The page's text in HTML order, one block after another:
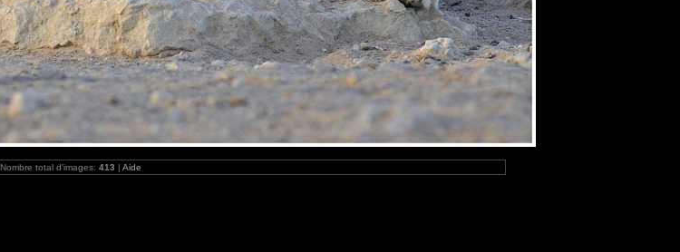
Nombre total d'images: 413 | Aide